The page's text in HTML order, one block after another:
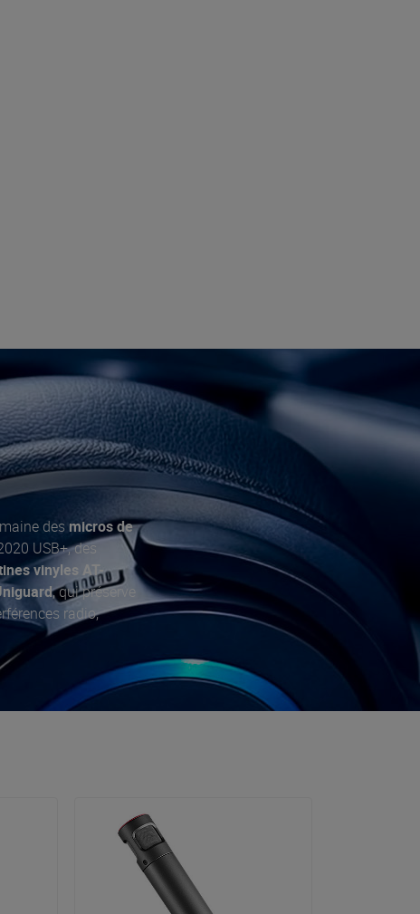
des micros de
USB+, des
vinyles AT-
, qui préserve
radio,
haute qualitéauquel ils